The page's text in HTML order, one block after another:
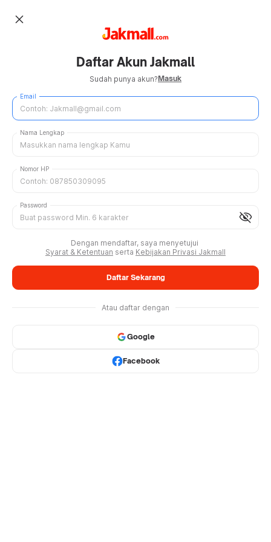
close
Daftar Akun Jakmall
Sudah punya akun?Masuk
Email
Nama Lengkap
Nomor HP
visibility_off
Password
Dengan mendaftar, saya menyetujui
Syarat & Ketentuan serta Kebijakan Privasi Jakmall
Daftar Sekarang
Atau daftar dengan
Google
Facebook